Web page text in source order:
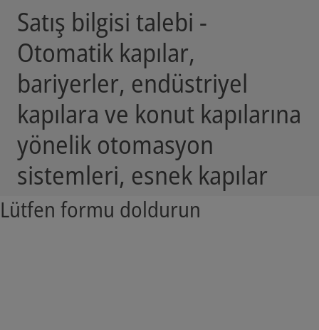
Satış bilgisi talebi -
Otomatik kapılar,
bariyerler, endüstriyel
kapılara ve konut kapılarına
yönelik otomasyon
sistemleri, esnek kapılar
Lütfen formu doldurun